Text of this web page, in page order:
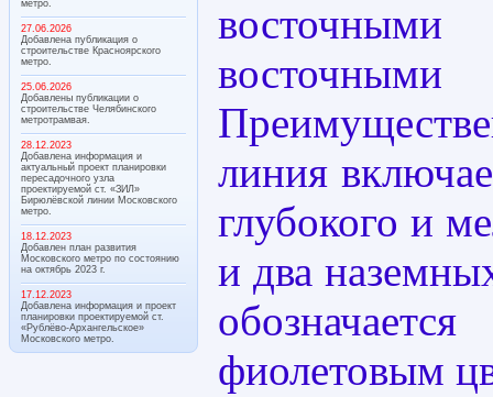
метро.
27.06.2026
Добавлена публикация о
строительстве Красноярского
метро.
25.06.2026
Добавлены публикации о
строительстве Челябинского
метротрамвая.
28.12.2023
Добавлена информация и
актуальный проект планировки
пересадочного узла
проектируемой ст. «ЗИЛ»
Бирюлёвской линии Московского
метро.
18.12.2023
Добавлен план развития
Московского метро по состоянию
на октябрь 2023 г.
17.12.2023
Добавлена информация и проект
планировки проектируемой ст.
«Рублёво-Архангельское»
Московского метро.
линия
глубокого и
и два
фиолетовым